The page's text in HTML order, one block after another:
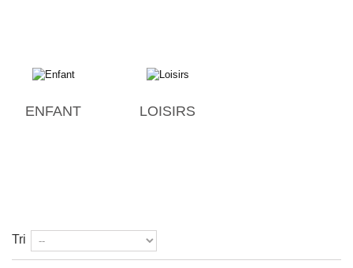
ENFANT LOISIRS
Tri